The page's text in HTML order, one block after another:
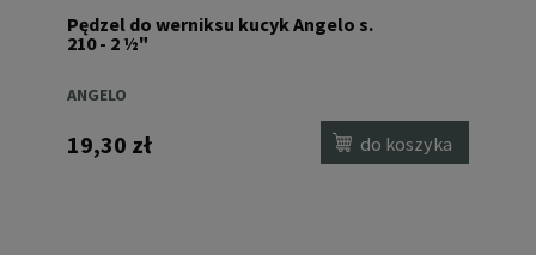
Pędzel do werniksu kucyk Angelo s.
210 - 2 ½"
ANGELO
19,30 zł do koszyka